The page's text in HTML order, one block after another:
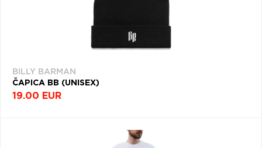
BILLY BARMAN
ČAPICA BB (UNISEX)
19.00 EUR